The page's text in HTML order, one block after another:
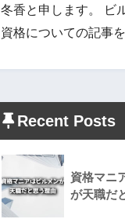
冬香と申します。 ビ
資格についての記事
Recent Posts
資格マニ
が天職だ